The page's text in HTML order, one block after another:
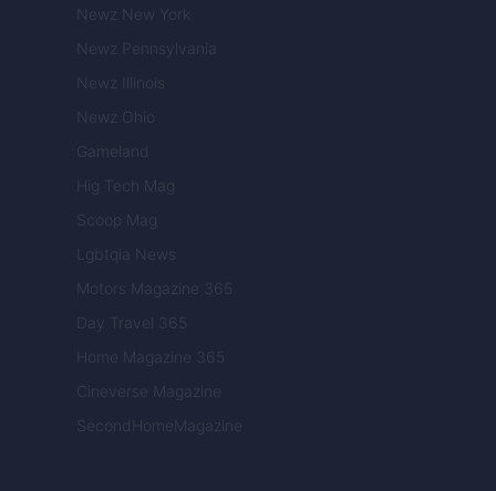
Newz New York
Newz Pennsylvania
Newz Illinois
Newz Ohio
Gameland
Hig Tech Mag
Scoop Mag
Lgbtqia News
Motors Magazine 365
Day Travel 365
Home Magazine 365
Cineverse Magazine
SecondHomeMagazine